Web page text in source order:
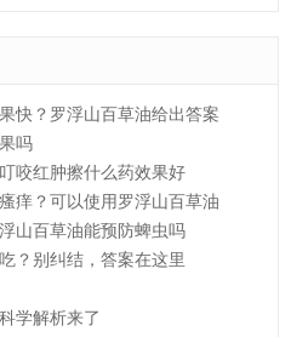
快？罗浮山百草油给出答案
吗
咬红肿擦什么药效果好
痒？可以使用罗浮山百草油
山百草油能预防蜱虫吗
？别纠结，答案在这里
学解析来了